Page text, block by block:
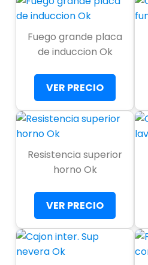
Fuego grande placa
de induccion Ok
VER PRECIO
Resistencia superior
horno Ok
VER PRECIO